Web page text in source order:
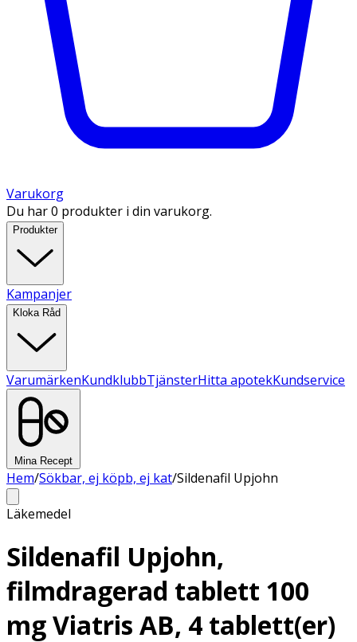
Varukorg
Du har 0 produkter i din varukorg.
Produkter
Kampanjer
Kloka Råd
VarumärkenKundklubbTjänsterHitta apotekKundservice
Mina Recept
Hem/Sökbar, ej köpb, ej kat/Sildenafil Upjohn
Läkemedel
Sildenafil Upjohn,
filmdragerad tablett 100
mg Viatris AB, 4 tablett(er)